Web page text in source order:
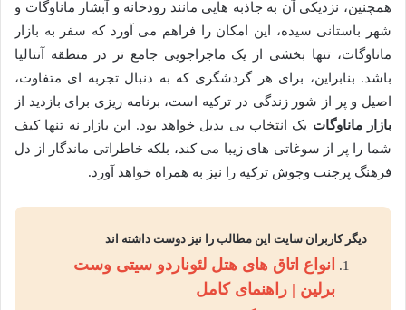
همچنین، نزدیکی آن به جاذبه هایی مانند رودخانه و آبشار ماناوگات و
شهر باستانی سیده، این امکان را فراهم می آورد که سفر به بازار
ماناوگات، تنها بخشی از یک ماجراجویی جامع تر در منطقه آنتالیا
باشد. بنابراین، برای هر گردشگری که به دنبال تجربه ای متفاوت،
اصیل و پر از شور زندگی در ترکیه است، برنامه ریزی برای بازدید از
بازار ماناوگات یک انتخاب بی بدیل خواهد بود. این بازار نه تنها کیف
شما را پر از سوغاتی های زیبا می کند، بلکه خاطراتی ماندگار از دل
فرهنگ پرجنب وجوش ترکیه را نیز به همراه خواهد آورد.
دیگر کاربران سایت این مطالب را نیز دوست داشته اند
انواع اتاق های هتل لئوناردو سیتی وست
برلین | راهنمای کامل